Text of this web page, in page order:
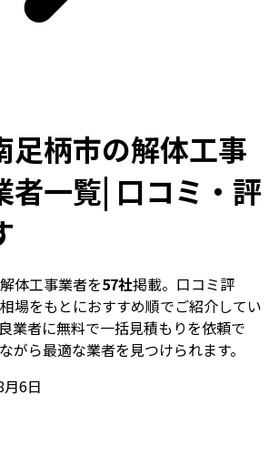
足柄市の解体工事
者一覧| 口コミ・評
体工事業者を57社掲載。口コミ評
場をもとにおすすめ順でご紹介してい
業者に無料で一括見積もりを依頼で
がら最適な業者を見つけられます。
6日